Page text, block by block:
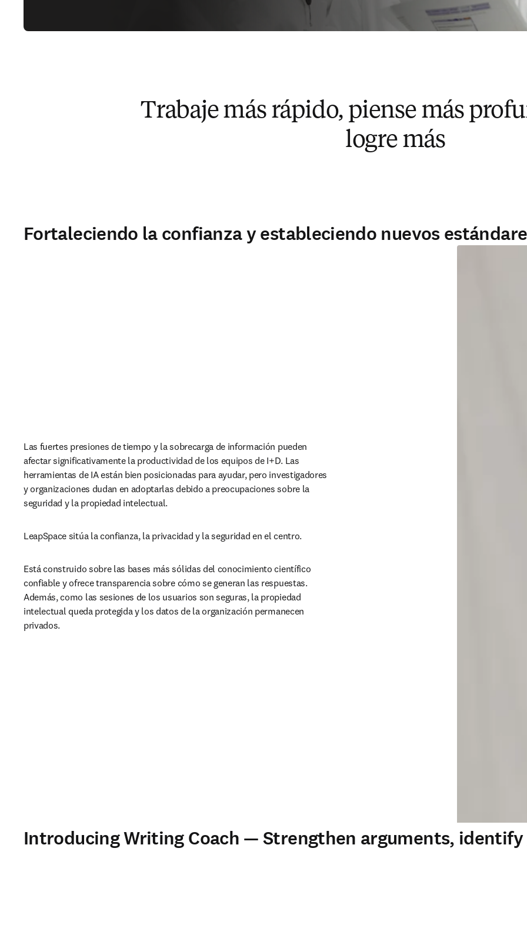
Trabaje más rápido, piense más
logre más
Fortaleciendo la confianza y estableciendo nuevos
Las fuertes presiones de tiempo y la sobrecarga de información pueden
afectar significativamente la productividad de los equipos de I+D. Las
herramientas de IA están bien posicionadas para ayudar, pero investigadores
y organizaciones dudan en adoptarlas debido a preocupaciones sobre la
seguridad y la propiedad intelectual.
LeapSpace sitúa la confianza, la privacidad y la seguridad en el centro.
Está construido sobre las bases más sólidas del conocimiento científico
confiable y ofrece transparencia sobre cómo se generan las respuestas.
Además, como las sesiones de los usuarios son seguras, la propiedad
intelectual queda protegida y los datos de la organización permanecen
privados.
Introducing Writing Coach — Strengthen arguments, identify